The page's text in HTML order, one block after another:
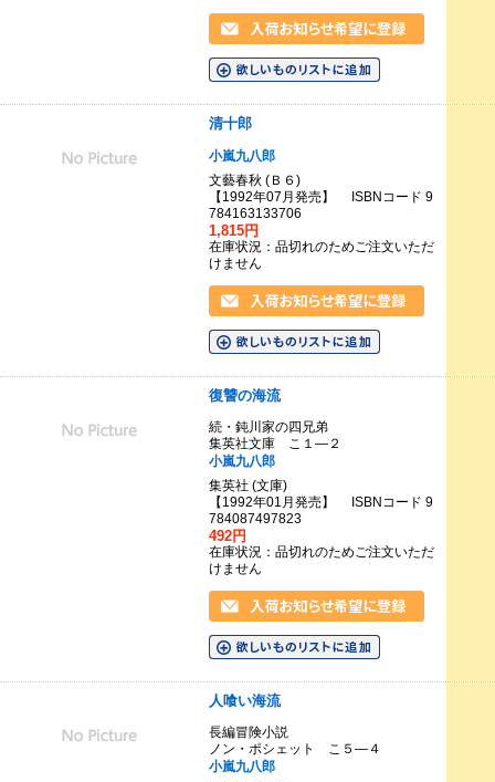
清十郎
小嵐九八郎
文藝春秋 (Ｂ６)
【1992年07月発売】 ISBNコード 9
784163133706
1,815円
在庫状況：品切れのためご注文いただ
けません
復讐の海流
続・鈍川家の四兄弟
集英社文庫 こ１―２
小嵐九八郎
集英社 (文庫)
【1992年01月発売】 ISBNコード 9
784087497823
492円
在庫状況：品切れのためご注文いただ
けません
人喰い海流
長編冒険小説
ノン・ポシェット こ５―４
小嵐九八郎